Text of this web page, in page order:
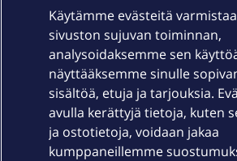
Laitteet & liittymät
Palvelut
Käytämme evästeitä
sivuston sujuvan toiminnan,
analysoidaksemme sen
näyttääksemme sinulle
sisältöä, etuja ja tarjouksia.
avulla kerättyjä tietoja, kuten
ja ostotietoja, voidaan jakaa
kumppaneillemme